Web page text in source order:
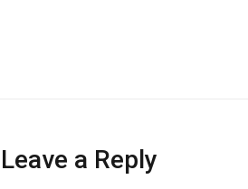
Leave a Reply